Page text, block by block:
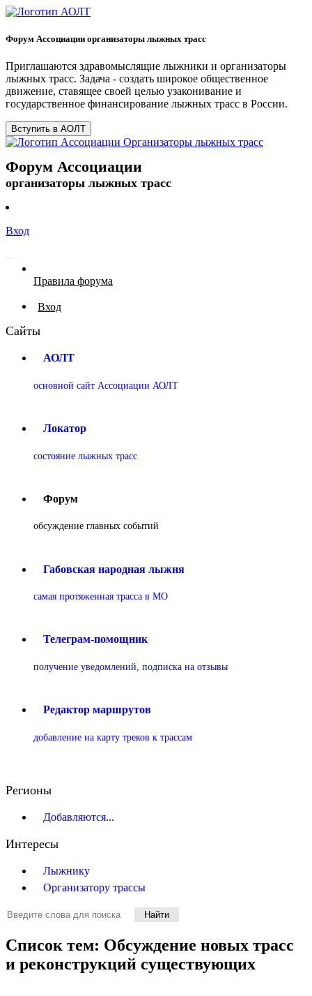
Форум Ассоциации организаторы лыжных трасс
Приглашаются здравомыслящие лыжники и организаторы
лыжных трасс. Задача - создать широкое общественное
движение, ставящее своей целью узаконивание и
государственное финансирование лыжных трасс в России.
Вступить в АОЛТ
Форум Ассоциации
организаторы лыжных трасс
Вход
Правила форума
Вход
Сайты
АОЛТ
основной сайт Ассоциации АОЛТ
Локатор
состояние лыжных трасс
Форум
обсуждение главных событий
Габовская народная лыжня
самая протяженная трасса в МО
Телеграм-помощник
получение уведомлений, подписка на отзывы
Редактор маршрутов
добавление на карту треков к трассам
Регионы
Добавляются...
Интересы
Лыжнику
Организатору трассы
Найти
Список тем: Обсуждение новых трасс
и реконструкций существующих